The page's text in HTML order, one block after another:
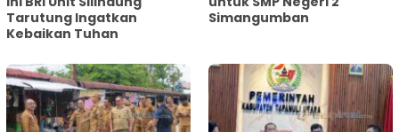
Tarutung Ingatkan
Kebaikan Tuhan
Simangumban